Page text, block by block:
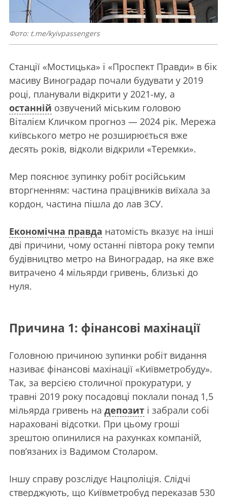
Фото: t.me/kyivpassengers
Станції «Мостицька» і «Проспект Правди» в бік
масиву Виноградар почали будувати у 2019
році, планували відкрити у 2021-му, а
останній озвучений міським головою
Віталієм Кличком прогноз — 2024 рік. Мережа
київського метро не розширюється вже
десять років, відколи відкрили «Теремки».
Мер пояснює зупинку робіт російським
вторгненням: частина працівників виїхала за
кордон, частина пішла до лав ЗСУ.
Економічна правда натомість вказує на інші
дві причини, чому останні півтора року темпи
будівництво метро на Виноградар, на яке вже
витрачено 4 мільярди гривень, близькі до
нуля.
Причина 1: фінансові махінації
Головною причиною зупинки робіт видання
називає фінансові махінації «Київметробуду».
Так, за версією столичної прокуратури, у
травні 2019 року посадовці поклали понад 1,5
мільярда гривень на депозит і забрали собі
нараховані відсотки. При цьому гроші
зрештою опинилися на рахунках компаній,
пов’язаних із Вадимом Столаром.
Іншу справу розслідує Нацполіція. Слідчі
стверджують, що Київметробуд переказав 530